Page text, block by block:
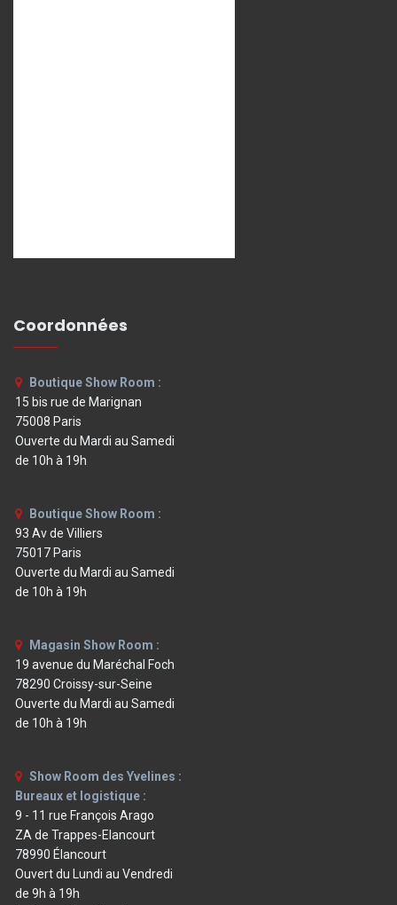
Coordonnées
Boutique Show Room :
15 bis rue de Marignan
75008 Paris
Ouverte du Mardi au Samedi
de 10h à 19h
Boutique Show Room :
93 Av de Villiers
75017 Paris
Ouverte du Mardi au Samedi
de 10h à 19h
Magasin Show Room :
19 avenue du Maréchal Foch
78290 Croissy-sur-Seine
Ouverte du Mardi au Samedi
de 10h à 19h
Show Room des Yvelines :
Bureaux et logistique :
9 - 11 rue François Arago
ZA de Trappes-Elancourt
78990 Élancourt
Ouvert du Lundi au Vendredi
de 9h à 19h